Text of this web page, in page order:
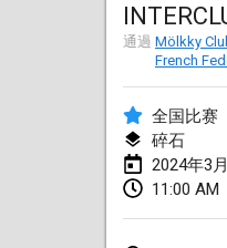
通過 Mölkky
French
全国比赛
碎石
2024年3
11:00 AM
2024年
Open
2024
2024